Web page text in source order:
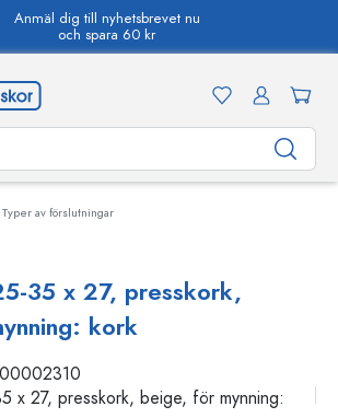
Anmäl dig till nyhetsbrevet nu
och spara 60 kr
Typer av förslutningar
35 x 27, presskork,
kork